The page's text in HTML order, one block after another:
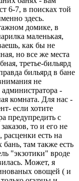
6-7, в поисках той
здесь.
домике, в
маленькая,
как бы не
но все же места
третье-бильярд
бильярд в бане
не
-
комната. Для нас -
если хотите
предупредить с
то и его не
есть на
там также есть
"экзотики" вроде
Может, я
овощей ( и